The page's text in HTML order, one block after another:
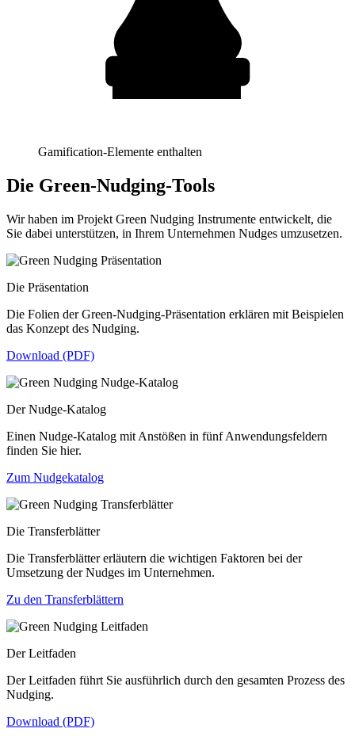
Gamification-Elemente enthalten
Die Green-Nudging-Tools
Wir haben im Projekt Green Nudging Instrumente entwickelt, die
Sie dabei unterstützen, in Ihrem Unternehmen Nudges umzusetzen.
Die Präsentation
Die Folien der Green-Nudging-Präsentation erklären mit Beispielen
das Konzept des Nudging.
Download (PDF)
Der Nudge-Katalog
Einen Nudge-Katalog mit Anstößen in fünf Anwendungsfeldern
finden Sie hier.
Zum Nudgekatalog
Die Transferblätter
Die Transferblätter erläutern die wichtigen Faktoren bei der
Umsetzung der Nudges im Unternehmen.
Zu den Transferblättern
Der Leitfaden
Der Leitfaden führt Sie ausführlich durch den gesamten Prozess des
Nudging.
Download (PDF)